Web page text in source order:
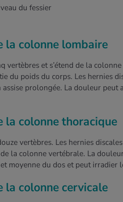
du fessier
la colonne lombaire
vertèbres et s’étend de la
du poids du corps. Les hernies
prolongée. La douleur peut
la colonne thoracique
vertèbres. Les hernies
la colonne vertébrale. La
moyenne du dos et peut irradier
la colonne cervicale